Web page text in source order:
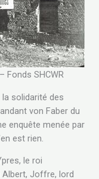
Fonds SHCWR
solidarité des
von Faber du
enquête menée par
est rien.
le roi
Albert, Joffre, lord